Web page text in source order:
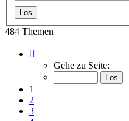
484 Themen
von
Gehe zu Seite:
1
2
3